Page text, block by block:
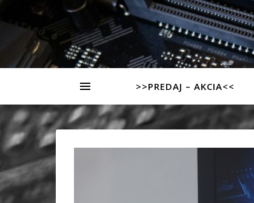
>>PREDAJ – AKCIA<<